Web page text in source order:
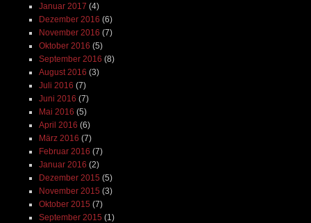
Januar 2017 (4)
Dezember 2016 (6)
November 2016 (7)
Oktober 2016 (5)
September 2016 (8)
August 2016 (3)
Juli 2016 (7)
Juni 2016 (7)
Mai 2016 (5)
April 2016 (6)
März 2016 (7)
Februar 2016 (7)
Januar 2016 (2)
Dezember 2015 (5)
November 2015 (3)
Oktober 2015 (7)
September 2015 (1)